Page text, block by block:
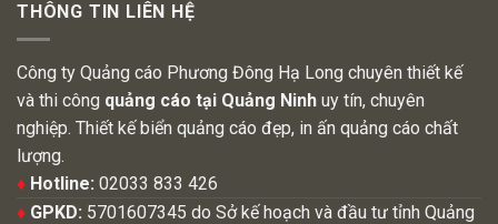
THÔNG TIN LIÊN HỆ
Công ty Quảng cáo Phương Đông Hạ Long chuyên thiết kế
và thi công quảng cáo tại Quảng Ninh uy tín, chuyên
nghiệp. Thiết kế biển quảng cáo đẹp, in ấn quảng cáo chất
lượng.
♦ Hotline: 02033 833 426
♦ GPKD: 5701607345 do Sở kế hoạch và đầu tư tỉnh Quảng